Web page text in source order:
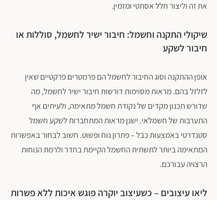
את זה וליצור חלל אסתטי ומזמין.
שיקולי התקנה וחשמל: חיבור ישיר לחשמל, סוללות או
חיבור לשקע
אופן ההתקנה וסוג החיבור לחשמל הם פרמטרים פרקטיים שאין
לזלזל בהם. מראות מסוימות דורשות חיבור ישיר לחשמל, מה
שדורש תכנון מקדים של נקודת חשמל מתאימה, ולעיתים אף
התערבות של חשמלאי. ישנן מראות המתחברות לשקע חשמל
סטנדרטי באמצעות כבל – פתרון נוח ופשוט. חשוב לבחור באפשרות
המתאימה ביותר לתשתית החשמל הקיימת בחדר ולרמת הנוחות
הרצויה עבורכם.
ליאו עיצובים – כשעיצוב יוקרה פוגש איכות ללא פשרות